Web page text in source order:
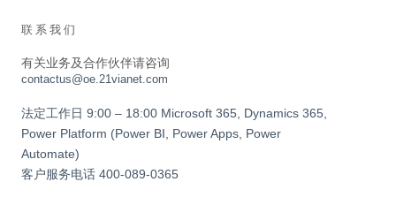
联系我们
有关业务及合作伙伴请咨询
contactus@oe.21vianet.com
法定工作日 9:00 – 18:00 Microsoft 365, Dynamics 365,
Power Platform (Power BI, Power Apps, Power
Automate)
客户服务电话 400-089-0365